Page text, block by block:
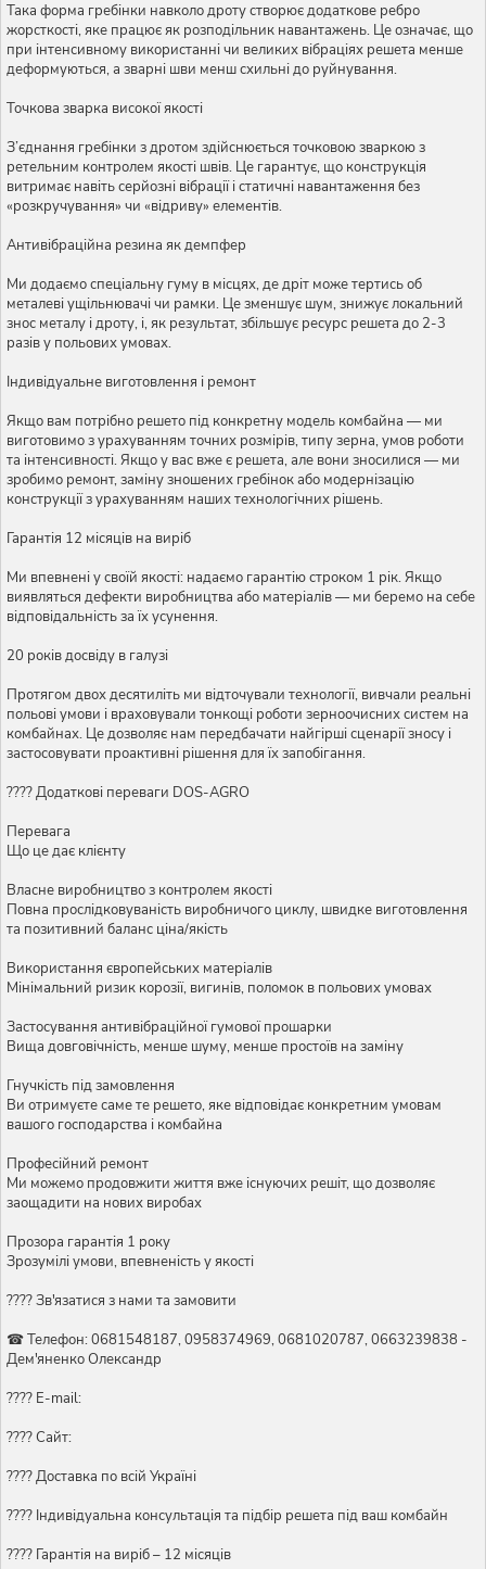
Така форма гребінки навколо дроту створює додаткове ребро
жорсткості, яке працює як розподільник навантажень. Це означає, що
при інтенсивному використанні чи великих вібраціях решета менше
деформуються, а зварні шви менш схильні до руйнування.
Точкова зварка високої якості
З’єднання гребінки з дротом здійснюється точковою зваркою з
ретельним контролем якості швів. Це гарантує, що конструкція
витримає навіть серйозні вібрації і статичні навантаження без
«розкручування» чи «відриву» елементів.
Антивібраційна резина як демпфер
Ми додаємо спеціальну гуму в місцях, де дріт може тертись об
металеві ущільнювачі чи рамки. Це зменшує шум, знижує локальний
знос металу і дроту, і, як результат, збільшує ресурс решета до 2-3
разів у польових умовах.
Індивідуальне виготовлення і ремонт
Якщо вам потрібно решето під конкретну модель комбайна — ми
виготовимо з урахуванням точних розмірів, типу зерна, умов роботи
та інтенсивності. Якщо у вас вже є решета, але вони зносилися — ми
зробимо ремонт, заміну зношених гребінок або модернізацію
конструкції з урахуванням наших технологічних рішень.
Гарантія 12 місяців на виріб
Ми впевнені у своїй якості: надаємо гарантію строком 1 рік. Якщо
виявляться дефекти виробництва або матеріалів — ми беремо на себе
відповідальність за їх усунення.
20 років досвіду в галузі
Протягом двох десятиліть ми відточували технології, вивчали реальні
польові умови і враховували тонкощі роботи зерноочисних систем на
комбайнах. Це дозволяє нам передбачати найгірші сценарії зносу і
застосовувати проактивні рішення для їх запобігання.
???? Додаткові переваги DOS-AGRO
Перевага
Що це дає клієнту
Власне виробництво з контролем якості
Повна прослідковуваність виробничого циклу, швидке виготовлення
та позитивний баланс ціна/якість
Використання європейських матеріалів
Мінімальний ризик корозії, вигинів, поломок в польових умовах
Застосування антивібраційної гумової прошарки
Вища довговічність, менше шуму, менше простоїв на заміну
Гнучкість під замовлення
Ви отримуєте саме те решето, яке відповідає конкретним умовам
вашого господарства і комбайна
Професійний ремонт
Ми можемо продовжити життя вже існуючих решіт, що дозволяє
заощадити на нових виробах
Прозора гарантія 1 року
Зрозумілі умови, впевненість у якості
???? Зв'язатися з нами та замовити
☎ Телефон: 0681548187, 0958374969, 0681020787, 0663239838 -
Дем'яненко Олександр
???? E-mail:
???? Сайт:
???? Доставка по всій Україні
????️ Індивідуальна консультація та підбір решета під ваш комбайн
???? Гарантія на виріб – 12 місяців